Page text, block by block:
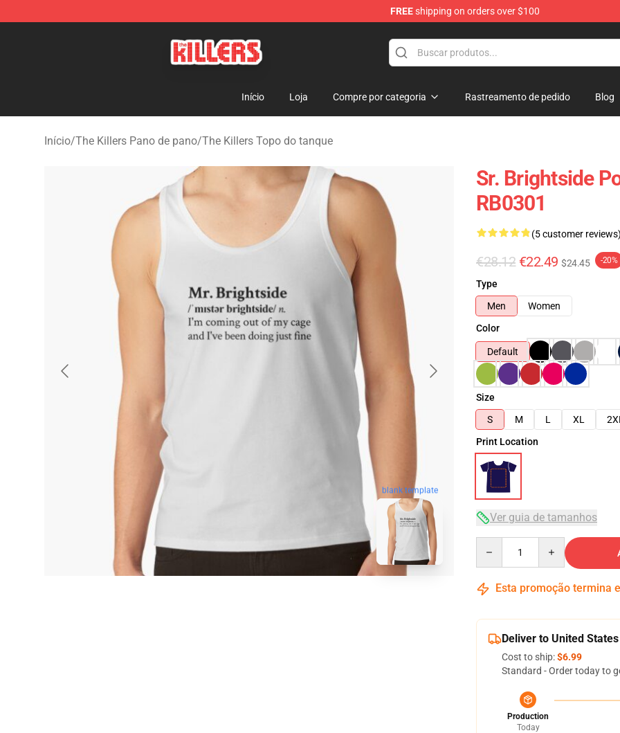
FREEshipping on orders over $100
Início Loja Compre por categoria Rastreamento de pedido Blog
Início/The Killers Pano de pano/The Killers Topo do tanque
blank template
Sr. Brightside
RB0301
(5 customer
€28.12 €22.49 $24.45 -20%
Type
Men
Women
Color
Default
Size
S
M L XL
Print Location
Ver guia de tamanhos
Esta promoção termina
Deliver to United States
Cost to ship:$6.99
Standard - Order today to
Production
Today